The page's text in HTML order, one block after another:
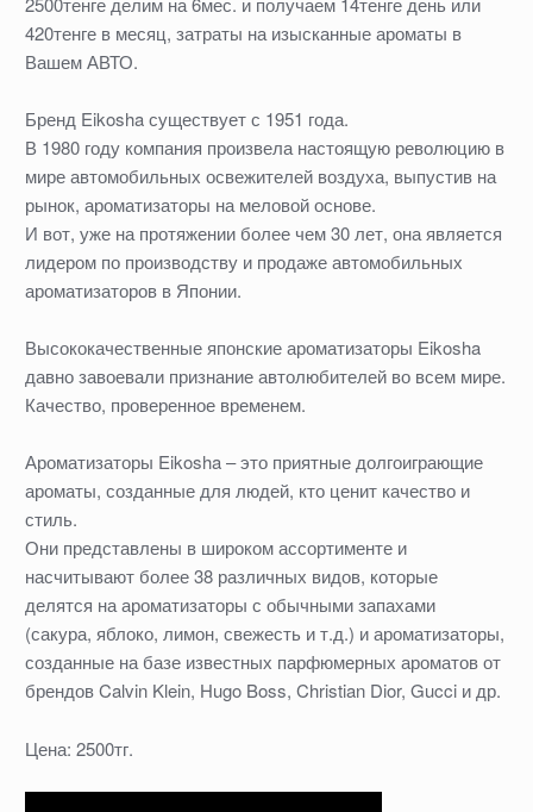
420тенге в месяц, затраты на изысканные ароматы в
Вашем АВТО.
Бренд Eikosha существует с 1951 года.
В 1980 году компания произвела настоящую революцию в
мире автомобильных освежителей воздуха, выпустив на
рынок, ароматизаторы на меловой основе.
И вот, уже на протяжении более чем 30 лет, она является
лидером по производству и продаже автомобильных
ароматизаторов в Японии.
Высококачественные японские ароматизаторы Eikosha
давно завоевали признание автолюбителей во всем мире.
Качество, проверенное временем.
Ароматизаторы Eikosha – это приятные долгоиграющие
ароматы, созданные для людей, кто ценит качество и
стиль.
Они представлены в широком ассортименте и
насчитывают более 38 различных видов, которые
делятся на ароматизаторы с обычными запахами
(сакура, яблоко, лимон, свежесть и т.д.) и ароматизаторы,
созданные на базе известных парфюмерных ароматов от
брендов Calvin Klein, Hugo Boss, Christian Dior, Gucci и др.
Цена: 2500тг.